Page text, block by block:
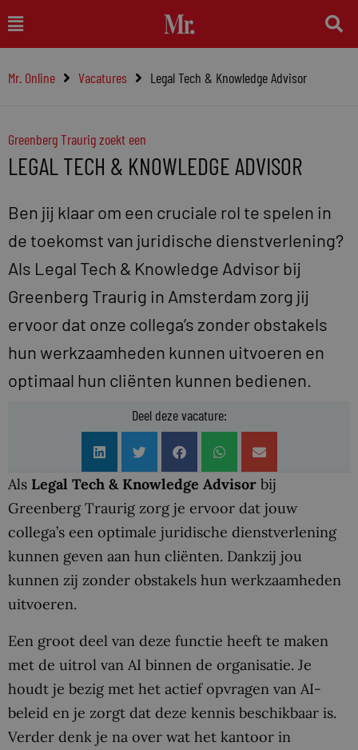
naar
inhoud
Main
Menu
Mr. Online Vacatures Legal Tech & Knowledge Advisor
Greenberg Traurig zoekt een
LEGAL TECH & KNOWLEDGE ADVISOR
Ben jij klaar om een cruciale rol te spelen in
de toekomst van juridische dienstverlening?
Als Legal Tech & Knowledge Advisor bij
Greenberg Traurig in Amsterdam zorg jij
ervoor dat onze collega’s zonder obstakels
hun werkzaamheden kunnen uitvoeren en
optimaal hun cliënten kunnen bedienen.
Deel deze vacature:
Als Legal Tech & Knowledge Advisor bij
Greenberg Traurig zorg je ervoor dat jouw
collega’s een optimale juridische dienstverlening
kunnen geven aan hun cliënten. Dankzij jou
kunnen zij zonder obstakels hun werkzaamheden
uitvoeren.
Een groot deel van deze functie heeft te maken
met de uitrol van AI binnen de organisatie. Je
houdt je bezig met het actief opvragen van AI-
beleid en je zorgt dat deze kennis beschikbaar is.
Verder denk je na over wat het kantoor in